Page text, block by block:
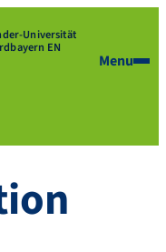
Universität
EN
Menu